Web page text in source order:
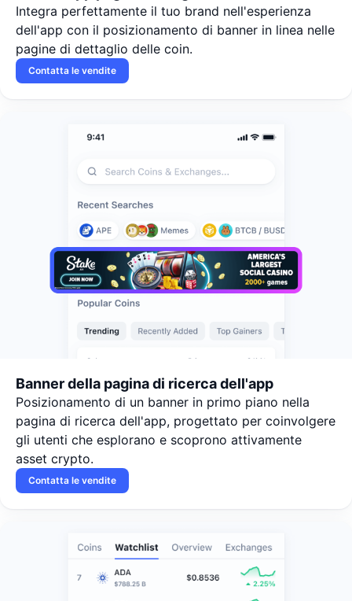
Integra perfettamente il tuo brand nell'esperienza
dell'app con il posizionamento di banner in linea nelle
pagine di dettaglio delle coin.
Contatta le vendite
Banner della pagina di ricerca dell'app
Posizionamento di un banner in primo piano nella
pagina di ricerca dell'app, progettato per coinvolgere
gli utenti che esplorano e scoprono attivamente
asset crypto.
Contatta le vendite